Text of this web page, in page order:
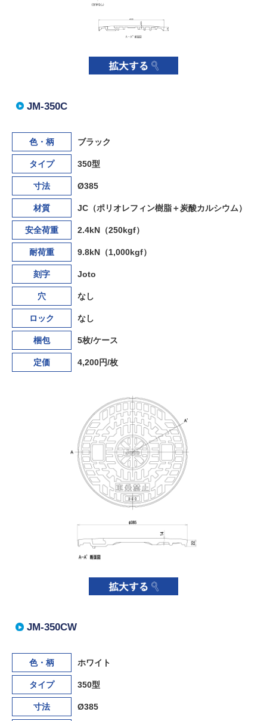
JM-350C
色・柄 ブラック
タイプ 350型
寸法 Ø385
材質 JC（ポリオレフィン樹脂＋炭酸カルシウム）
安全荷重 2.4kN（250kgf）
耐荷重 9.8kN（1,000kgf）
刻字 Joto
穴 なし
ロック なし
梱包 5枚/ケース
定価 4,200円/枚
JM-350CW
色・柄 ホワイト
タイプ 350型
寸法 Ø385